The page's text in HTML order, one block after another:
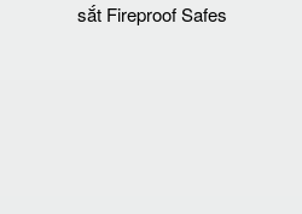
sắt Fireproof Safes